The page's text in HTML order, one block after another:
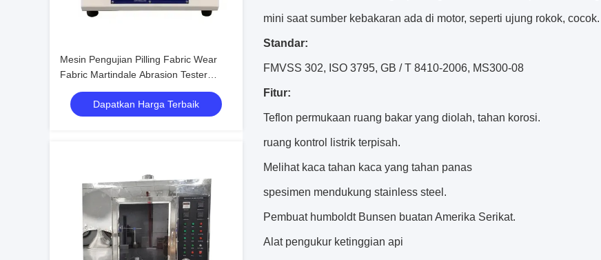
Mesin Pengujian Pilling Fabric Wear
Fabric Martindale Abrasion Tester
Harga
Dapatkan Harga Terbaik
mini saat sumber kebakaran ada di motor, seperti ujung rokok, cocok.
Standar:
FMVSS 302, ISO 3795, GB / T 8410-2006, MS300-08
Fitur:
Teflon permukaan ruang bakar yang diolah, tahan korosi.
ruang kontrol listrik terpisah.
Melihat kaca tahan kaca yang tahan panas
spesimen mendukung stainless steel.
Pembuat humboldt Bunsen buatan Amerika Serikat.
Alat pengukur ketinggian api